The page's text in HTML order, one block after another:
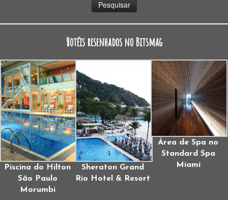
Hotéis resenhados no Bitsmag
Piscina do Hilton
São Paulo
Morumbi
Sheraton Grand
Rio Hotel & Resort
Área de Spa no
Standard Spa
Miami